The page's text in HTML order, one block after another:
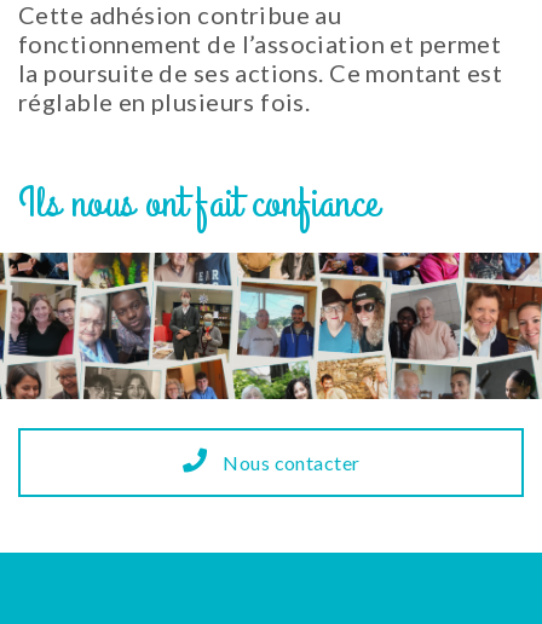
Cette adhésion contribue au
fonctionnement de l’association et permet
la poursuite de ses actions. Ce montant est
réglable en plusieurs fois.
Ils nous ont fait confiance
Nous contacter